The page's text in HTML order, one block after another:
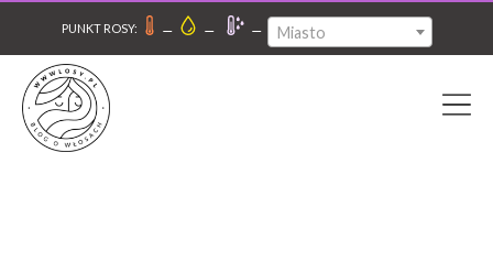
PUNKT ROSY: – – – Miasto